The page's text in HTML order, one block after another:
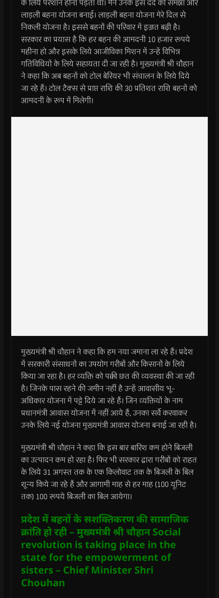
के लिये परेशान होना पड़ता था। मैंने उनके इस दर्द को समझा और
लाड़ली बहना योजना बनाई। लाड़ली बहना योजना मेरे दिल से
निकली योजना है। इससे बहनों की परिवार में इज्जत बढ़ी है।
सरकार का प्रयास है कि हर बहन की आमदनी 10 हजार रूपये
महीना हो और इसके लिये आजीविका मिशन में उन्हें विभिन्न
गतिविधियों के लिये सहायता दी जा रही है। मुख्यमंत्री श्री चौहान
ने कहा कि अब बहनों को टोल बेरियर भी संचालन के लिये दिये
जा रहे हैं। टोल टैक्स से प्राप्त राशि की 30 प्रतिशत राशि बहनों को
आमदनी के रूप में मिलेगी।
मुख्यमंत्री श्री चौहान ने कहा कि हम नया जमाना ला रहे हैं। प्रदेश
में सरकारी संसाधनों का उपयोग गरीबों और किसानों के लिये
किया जा रहा है। हर व्यक्ति को पक्की छत की व्यवस्था की जा रही
है। जिनके पास रहने की जमीन नहीं है उन्हें आवासीय भू-
अधिकार योजना में पट्टे दिये जा रहे हैं। जिन व्यक्तियों के नाम
प्रधानमंत्री आवास योजना में नहीं आये हैं, उनका सर्वे करवाकर
उनके लिये नई योजना मुख्यमंत्री आवास योजना बनाई जा रही है।
मुख्यमंत्री श्री चौहान ने कहा कि इस बार बारिश कम होने बिजली
का उत्पादन कम हो रहा है। फिर भी सरकार द्वारा गरीबों को राहत
के लिये 31 अगस्त तक के एक किलोवाट तक के बिजली के बिल
शून्य किये जा रहे हैं और आगामी माह से हर माह (100 यूनिट
तक) 100 रूपये बिजली का बिल आयेगा।
प्रदेश में बहनों के सशक्तिकरण की सामाजिक
क्रांति हो रही – मुख्यमंत्री श्री चौहान Social
revolution is taking place in the
state for the empowerment of
sisters – Chief Minister Shri
Chouhan